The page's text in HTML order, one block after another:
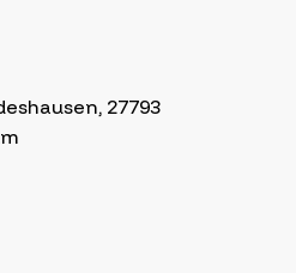
27793